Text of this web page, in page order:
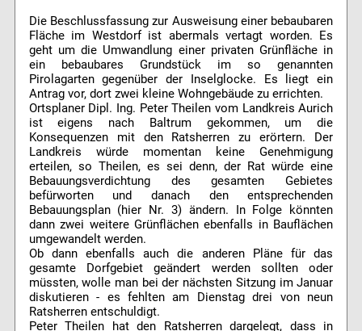
Die Beschlussfassung zur Ausweisung einer bebaubaren
Fläche im Westdorf ist abermals vertagt worden. Es
geht um die Umwandlung einer privaten Grünfläche in
ein bebaubares Grundstück im so genannten
Pirolagarten gegenüber der Inselglocke. Es liegt ein
Antrag vor, dort zwei kleine Wohngebäude zu errichten.
Ortsplaner Dipl. Ing. Peter Theilen vom Landkreis Aurich
ist eigens nach Baltrum gekommen, um die
Konsequenzen mit den Ratsherren zu erörtern. Der
Landkreis würde momentan keine Genehmigung
erteilen, so Theilen, es sei denn, der Rat würde eine
Bebauungsverdichtung des gesamten Gebietes
befürworten und danach den entsprechenden
Bebauungsplan (hier Nr. 3) ändern. In Folge könnten
dann zwei weitere Grünflächen ebenfalls in Bauflächen
umgewandelt werden.
Ob dann ebenfalls auch die anderen Pläne für das
gesamte Dorfgebiet geändert werden sollten oder
müssten, wolle man bei der nächsten Sitzung im Januar
diskutieren - es fehlten am Dienstag drei von neun
Ratsherren entschuldigt.
Peter Theilen hat den Ratsherren dargelegt, dass in